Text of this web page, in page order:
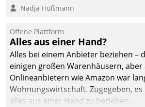
Nadja Hußmann
Offene Plattform
Alles aus einer Hand?
Alles bei einem Anbieter beziehen –
einigen großen Warenhäusern, aber
Onlineanbietern wie Amazon war
Wohnungswirtschaft. Zugegeben,
alles aus einer Hand zu beziehen...